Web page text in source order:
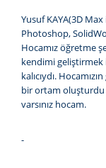
Yusuf KAYA(3D
Photoshop,
Hocamız öğretme
kendimi geliştirmek
kalıcıydı.
bir ortam
varsınız hocam.
-